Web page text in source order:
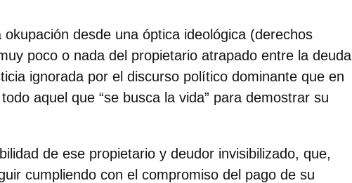
desde una óptica ideológica (derechos
poco o nada del propietario atrapado entre la deuda
ignorada por el discurso político dominante que en
aquel que “se busca la vida” para demostrar su
de ese propietario y deudor invisibilizado, que,
cumpliendo con el compromiso del pago de su